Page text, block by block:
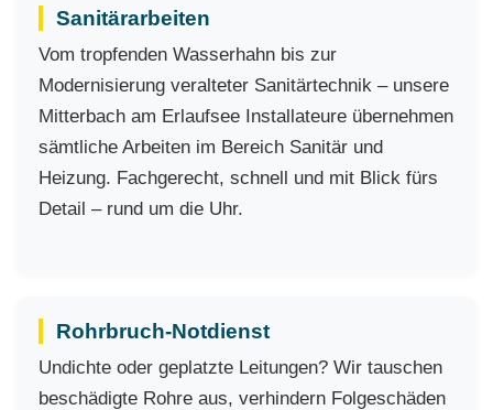
Sanitärarbeiten
Vom tropfenden Wasserhahn bis zur
Modernisierung veralteter Sanitärtechnik – unsere
Mitterbach am Erlaufsee Installateure übernehmen
sämtliche Arbeiten im Bereich Sanitär und
Heizung. Fachgerecht, schnell und mit Blick fürs
Detail – rund um die Uhr.
Rohrbruch-Notdienst
Undichte oder geplatzte Leitungen? Wir tauschen
beschädigte Rohre aus, verhindern Folgeschäden